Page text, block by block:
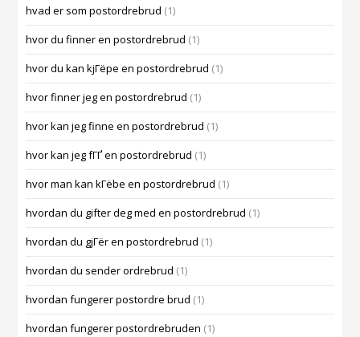
hvad er som postordrebrud (1)
hvor du finner en postordrebrud (1)
hvor du kan kjГёpe en postordrebrud (1)
hvor finner jeg en postordrebrud (1)
hvor kan jeg finne en postordrebrud (1)
hvor kan jeg fГҐ en postordrebrud (1)
hvor man kan kГёbe en postordrebrud (1)
hvordan du gifter deg med en postordrebrud (1)
hvordan du gjГёr en postordrebrud (1)
hvordan du sender ordrebrud (1)
hvordan fungerer postordre brud (1)
hvordan fungerer postordrebruden (1)